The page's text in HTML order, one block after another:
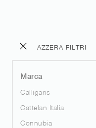
AZZERA FILTRI
Marca
Calligaris
Cattelan Italia
Connubia